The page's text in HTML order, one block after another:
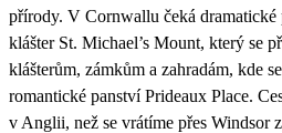
přírody. V Cornwallu čeká dramatické
klášter St. Michael’s Mount, který se
klášterům, zámkům a zahradám, kde
romantické panství Prideaux Place.
v Anglii, než se vrátíme přes Windsor